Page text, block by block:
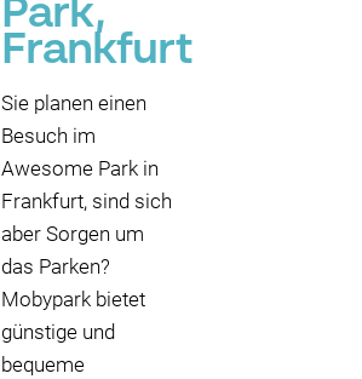
Park,
Frankfurt
Sie planen einen
Besuch im
Awesome Park in
Frankfurt, sind sich
aber Sorgen um
das Parken?
Mobypark bietet
günstige und
bequeme